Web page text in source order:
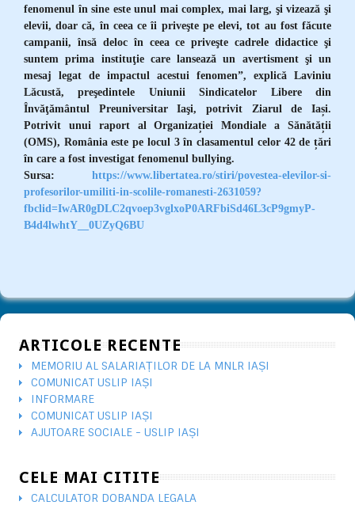
fenomenul în sine este unul mai complex, mai larg, şi vizează şi
elevii, doar că, în ceea ce îi priveşte pe elevi, tot au fost făcute
campanii, însă deloc în ceea ce priveşte cadrele didactice şi
suntem prima instituţie care lansează un avertisment şi un
mesaj legat de impactul acestui fenomen”, explică Laviniu
Lăcustă, preşedintele Uniunii Sindicatelor Libere din
Învăţământul Preuniversitar Iaşi, potrivit Ziarul de Iași.
Potrivit unui raport al Organizației Mondiale a Sănătății
(OMS), România este pe locul 3 în clasamentul celor 42 de țări
în care a fost investigat fenomenul bullying.
Sursa: https://www.libertatea.ro/stiri/povestea-elevilor-si-
profesorilor-umiliti-in-scolile-romanesti-2631059?
fbclid=IwAR0gDLC2qvoep3vglxoP0ARFbiSd46L3cP9gmyP-
B4d4lwhtY__0UZyQ6BU
ARTICOLE RECENTE
MEMORIU AL SALARIAȚILOR DE LA MNLR IAȘI
COMUNICAT USLIP IAȘI
INFORMARE
COMUNICAT USLIP IAȘI
AJUTOARE SOCIALE - USLIP IAȘI
CELE MAI CITITE
CALCULATOR DOBANDA LEGALA